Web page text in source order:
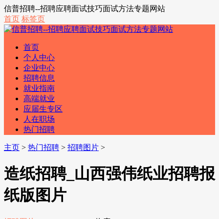
信普招聘--招聘应聘面试技巧面试方法专题网站
首页 标签页
首页
个人中心
企业中心
招聘信息
就业指南
高端就业
应届生专区
人在职场
热门招聘
主页 > 热门招聘 > 招聘图片 >
造纸招聘_山西强伟纸业招聘报
纸版图片